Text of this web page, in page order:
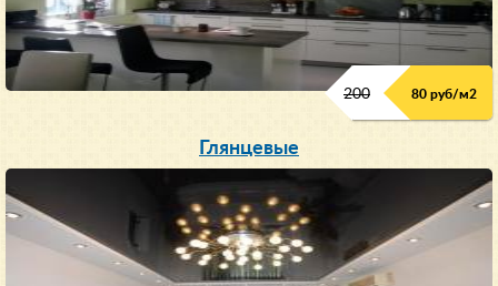
200 80 руб/м2
Глянцевые